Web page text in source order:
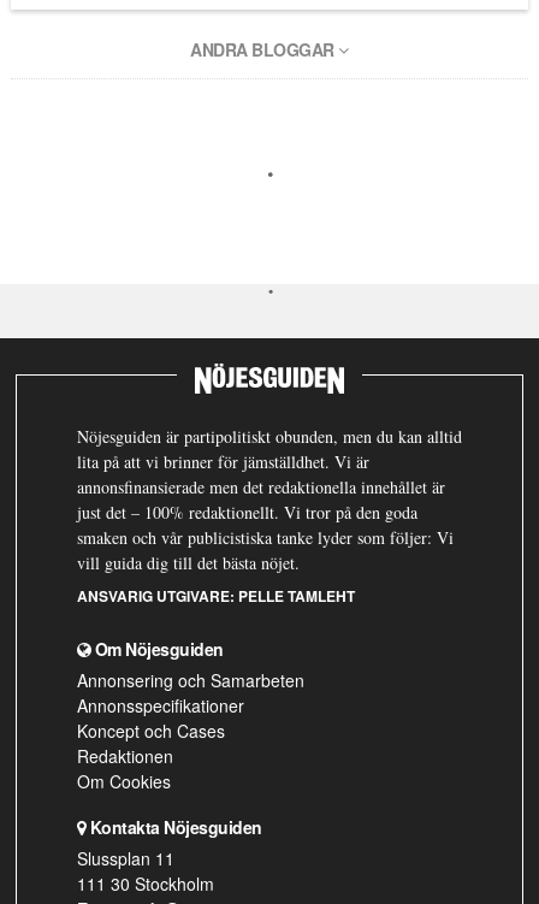
ANDRA BLOGGAR
Nöjesguiden är partipolitiskt obunden, men du kan alltid
lita på att vi brinner för jämställdhet. Vi är
annonsfinansierade men det redaktionella innehållet är
just det – 100% redaktionellt. Vi tror på den goda
smaken och vår publicistiska tanke lyder som följer: Vi
vill guida dig till det bästa nöjet.
ANSVARIG UTGIVARE: PELLE TAMLEHT
Om Nöjesguiden
Annonsering och Samarbeten
Annonsspecifikationer
Koncept och Cases
Redaktionen
Om Cookies
Kontakta Nöjesguiden
Slussplan 11
111 30 Stockholm